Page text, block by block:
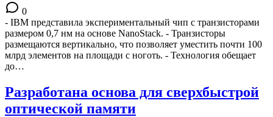
0
- IBM представила экспериментальный чип с транзисторами
размером 0,7 нм на основе NanoStack. - Транзисторы
размещаются вертикально, что позволяет уместить почти 100
млрд элементов на площади с ноготь. - Технология обещает
до…
Разработана основа для сверхбыстрой
оптической памяти